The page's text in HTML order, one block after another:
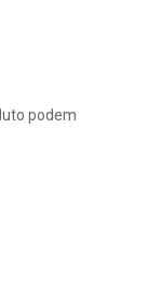
podem